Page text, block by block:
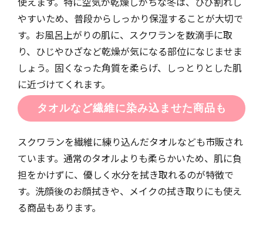
やすいため、普段からしっかり保湿することが大切で
す。お風呂上がりの肌に、スクワランを数滴手に取
り、ひじやひざなど乾燥が気になる部位になじませま
しょう。固くなった角質を柔らげ、しっとりとした肌
に近づけてくれます。
タオルなど繊維に染み込ませた商品も
スクワランを繊維に練り込んだタオルなども市販され
ています。通常のタオルよりも柔らかいため、肌に負
担をかけずに、優しく水分を拭き取れるのが特徴で
す。洗顔後のお顔拭きや、メイクの拭き取りにも使え
る商品もあります。